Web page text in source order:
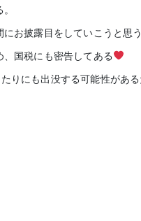
お披露目をしていこうと思う
国税にも密告してある
りにも出没する可能性があ